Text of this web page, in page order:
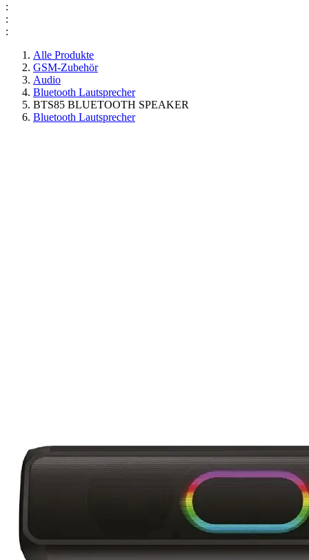
:
:
:
Alle Produkte
GSM-Zubehör
Audio
Bluetooth Lautsprecher
BTS85 BLUETOOTH SPEAKER
Bluetooth Lautsprecher